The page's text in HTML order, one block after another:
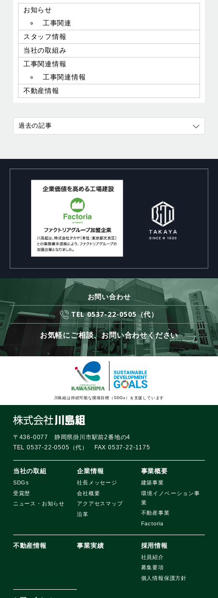
お知らせ
工事関連
スタッフ情報
当社の取組み
工事関連情報
工事関連情報
不動産情報
過去の記事
お問い合わせ
TEL 0537-22-0505（代）
お気軽にご相談、お問い合わせください
川島組は持続可能な開発目標（SDGs）を支援しています
〒436-0077 静岡県掛川市駅前2番地の4
TEL 0537-22-0505（代） FAX 0537-22-1175
当社の取組
SDGs
受賞歴
ニュース・お知らせ
企業情報
社長メッセージ
会社概要
アクアセスマップ
沿革
事業概要
建築事業
環境イノベーション事
業
不動産事業
Factoria
不動産情報 事業実績 採用情報
社員紹介
募集要項
個人情報保護方針